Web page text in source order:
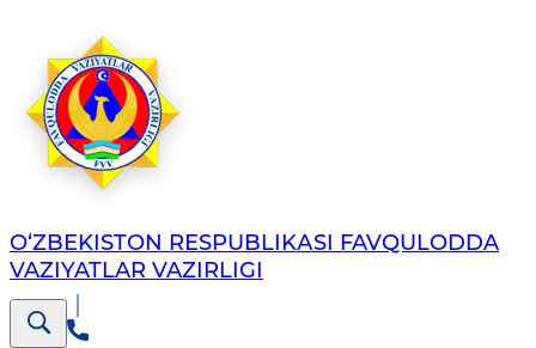
O‘ZBЕKISTОN RЕSPUBLIKАSI FAVQULODDA
VAZIYATLAR VAZIRLIGI